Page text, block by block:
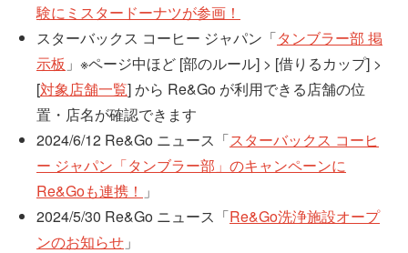
験にミスタードーナツが参画！
スターバックス コーヒー ジャパン「タンブラー部 掲
示板 」※ページ中ほど [部のルール] > [借りるカップ] >
[対象店舗一覧] から Re&Go が利用できる店舗の位
置・店名が確認できます
2024/6/12 Re&Go ニュース「スターバックス コーヒ
ー ジャパン「タンブラー部」のキャンペーンに
Re&Goも連携！ 」
2024/5/30 Re&Go ニュース「Re&Go洗浄施設オープ
ンのお知らせ 」